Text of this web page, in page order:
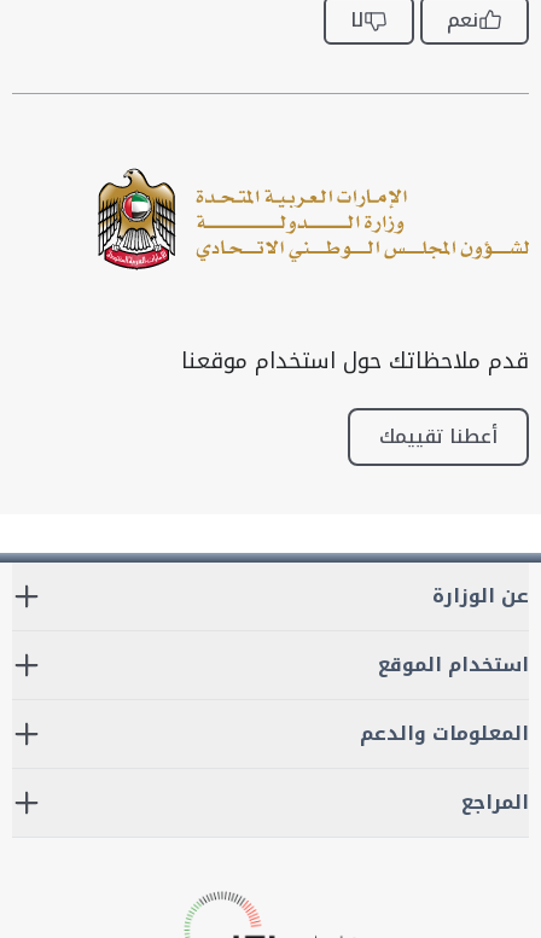
نعم لا
قدم ملاحظاتك حول استخدام موقعنا
أعطنا تقييمك
عن الوزارة
استخدام الموقع
المعلومات والدعم
المراجع